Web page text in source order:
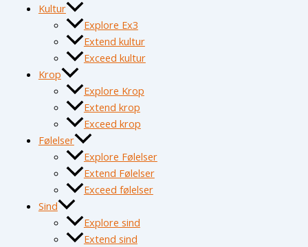
Kultur
Explore Ex3
Extend kultur
Exceed kultur
Krop
Explore Krop
Extend krop
Exceed krop
Følelser
Explore Følelser
Extend Følelser
Exceed følelser
Sind
Explore sind
Extend sind